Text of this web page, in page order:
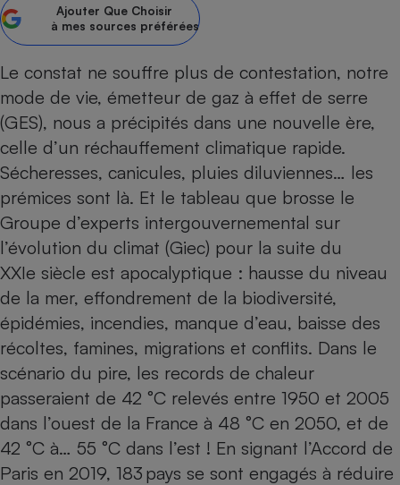
Ajouter Que Choisir
à mes sources préférées
Le constat ne souffre plus de contestation, notre
mode de vie, émetteur de gaz à effet de serre
(GES), nous a précipités dans une nouvelle ère,
celle d’un réchauffement climatique rapide.
Sécheresses, ­canicules, pluies diluviennes… les
prémices sont là. Et le ­tableau que brosse le
Groupe d’experts intergouvernemental sur
l’évolution du climat (Giec) pour la suite du
XXIe siècle est apocalyptique : hausse du niveau
de la mer, effondrement de la biodiversité,
épidémies, incendies, manque d’eau, baisse des
récoltes, famines, migrations et conflits. Dans le
scénario du pire, les records de chaleur
passeraient de 42 °C relevés entre 1950 et 2005
dans l’ouest de la France à 48 °C en 2050, et de
42 °C à… 55 °C dans l’est ! En signant l’Accord de
Paris en 2019, 183 pays se sont engagés à réduire
bouteille
Assurance emprunteur
Banque
Plaque de cuisson à
induction
Téléviseur
Smartphone
Matelas
Radiateur électrique
Mutuelle
Antimoustique